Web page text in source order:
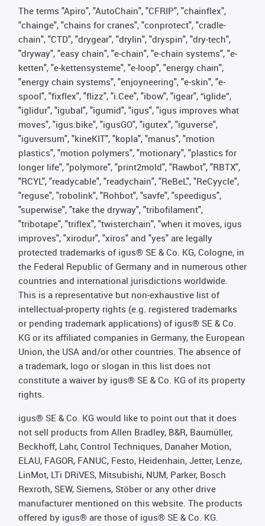
The terms "Apiro", "AutoChain", "CFRIP", "chainflex",
"chainge", "chains for cranes", "conprotect", "cradle-
chain", "CTD", "drygear", "drylin", "dryspin", "dry-tech",
"dryway", "easy chain", "e-chain", "e-chain systems", "e-
ketten", "e-kettensysteme", "e-loop", "energy chain",
"energy chain systems", "enjoyneering", "e-skin", "e-
spool", "fixflex", "flizz", "i.Cee", "ibow", "igear", “iglide”,
"iglidur", "igubal", "igumid", "igus", "igus improves what
moves", "igus:bike", "igusGO", "igutex", "iguverse",
"iguversum", "kineKIT", "kopla", "manus", "motion
plastics", "motion polymers", "motionary", "plastics for
longer life", "polymore", "print2mold", "Rawbot", "RBTX",
"RCYL", "readycable", "readychain", "ReBeL", "ReCyycle",
"reguse", "robolink", "Rohbot", "savfe", "speedigus",
"superwise", "take the dryway", "tribofilament",
"tribotape", "triflex", "twisterchain", "when it moves, igus
improves", "xirodur", "xiros" and "yes" are legally
protected trademarks of igus® SE & Co. KG, Cologne, in
the Federal Republic of Germany and in numerous other
countries and international jurisdictions worldwide.
This is a representative but non-exhaustive list of
intellectual-property rights (e.g. registered trademarks
or pending trademark applications) of igus® SE & Co.
KG or its affiliated companies in Germany, the European
Union, the USA and/or other countries. The absence of
a trademark, logo or slogan in this list does not
constitute a waiver by igus® SE & Co. KG of its property
rights.
igus® SE & Co. KG would like to point out that it does
not sell products from Allen Bradley, B&R, Baumüller,
Beckhoff, Lahr, Control Techniques, Danaher Motion,
ELAU, FAGOR, FANUC, Festo, Heidenhain, Jetter, Lenze,
LinMot, LTi DRiVES, Mitsubishi, NUM, Parker, Bosch
Rexroth, SEW, Siemens, Stöber or any other drive
manufacturer mentioned on this website. The products
offered by igus® are those of igus® SE & Co. KG.